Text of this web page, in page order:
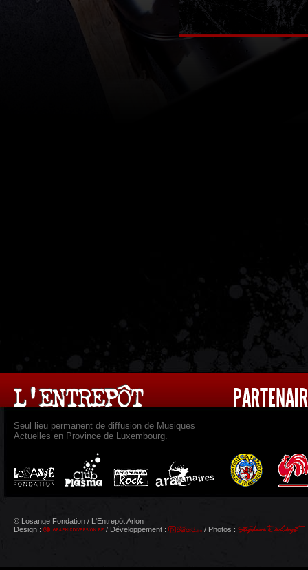
Seul lieu permanent de diffusion de Musiques
Actuelles en Province de Luxembourg.
© Losange Fondation / L'Entrepôt Arlon
Design :
/ Développement : / Photos :